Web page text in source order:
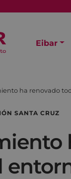
Eibar
ha renovado
SANTA CRUZ